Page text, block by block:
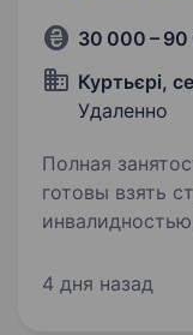
30 000 –
Куртьєрі,
Удаленно
Полная
готовы взять
Courtiery —
4 дня назад